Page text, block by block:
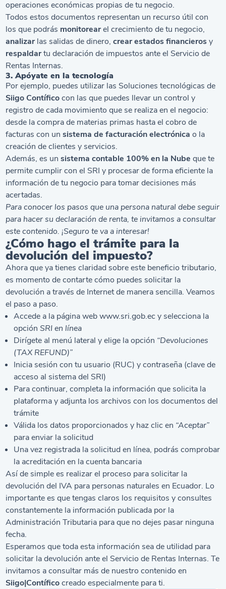
operaciones económicas propias de tu negocio.
Todos estos documentos representan un recurso útil con
los que podrás monitorearel crecimiento de tu negocio,
analizar las salidas de dinero,crear estados financierosy
respaldartu declaración de impuestos ante el Servicio de
Rentas Internas.
3. Apóyate en la tecnología
Por ejemplo, puedes utilizar las Soluciones tecnológicas de
Siigo Contíficocon las que puedes llevar un control y
registro de cada movimiento que se realiza en el negocio:
desde la compra de materias primas hasta el cobro de
facturas con unsistema de facturación electrónica o la
creación de clientes y servicios.
Además, es unsistema contable 100% en la Nube que te
permite cumplir con el SRI y procesar de forma eficiente la
información de tu negocio para tomar decisiones más
acertadas.
Para conocer los pasos que una persona natural debe seguir
para hacer sudeclaración de renta, te invitamos a consultar
este contenido. ¡Seguro te va a interesar!
¿Cómo hago el trámite para la
devolución del impuesto?
Ahora que ya tienes claridad sobre este beneficio tributario,
es momento de contarte cómo puedes solicitar la
devolución a través de Internet de manera sencilla. Veamos
el paso a paso.
Accede a la página web www.sri.gob.ec y selecciona la
opciónSRI en línea
Dirígete al menú lateral y elige la opción “Devoluciones
(TAX REFUND)”
Inicia sesión con tu usuario (RUC) y contraseña (clave de
acceso al sistema del SRI)
Para continuar, completa la información que solicita la
plataforma y adjunta los archivos con los documentos del
trámite
Válida los datos proporcionados y haz clic en “Aceptar”
para enviar la solicitud
Una vez registrada la solicitud en línea, podrás comprobar
la acreditación en la cuenta bancaria
Así de simple es realizar el proceso para solicitar la
devolución del IVA para personas naturales en Ecuador. Lo
importante es que tengas claros los requisitos y consultes
constantemente la información publicada por la
Administración Tributaria para que no dejes pasar ninguna
fecha.
Esperamos que toda esta información sea de utilidad para
solicitar la devolución ante el Servicio de Rentas Internas. Te
invitamos a consultar más de nuestro contenido en
Siigo|Contíficocreado especialmente para ti.